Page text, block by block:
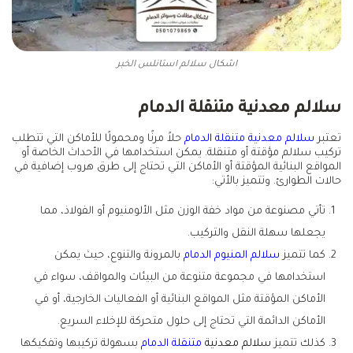
اشكال سلالم استانلس الخبر
سلالم معدنية متنقلة الدمام
تعتبر سلالم معدنية متنقلة الدمام حلاً مرنًا ومحمولًا للأماكن التي تتطلب
تركيب سلالم مؤقتة أو متنقلة. يمكن استخدامها في الأحداث الخاصة أو
المواقع البنائية المؤقتة أو الأماكن التي تحتاج إلى طرق هروب إضافية في
حالات الطوارئ. وتتميز بالأتي:
تأتي مصنوعة من مواد خفة الوزن مثل الألومنيوم أو الفولاذ، مما
يجعلها سهلة النقل والتركيب.
كما تتميز سلالم المنيوم الدمام بالمرونة والتنوع، حيث يمكن
استخدامها في مجموعة متنوعة من البيئات والمواقف، سواء في
الأماكن المؤقتة مثل المواقع البنائية أو الفعاليات الخارجية، أو في
الأماكن الدائمة التي تحتاج إلى حلول متحركة للإخلاء السريع.
كذلك تتميز سلالم معدنية متنقلة الدمام بسهولة تركيبها وتفكيكها